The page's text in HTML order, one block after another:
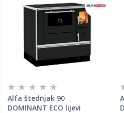
Alfa štednjak 90
DOMINANT ECO lijevi